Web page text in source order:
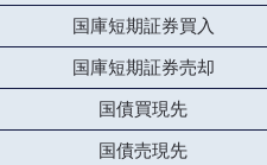
国庫短期証券買入
国庫短期証券売却
国債買現先
国債売現先